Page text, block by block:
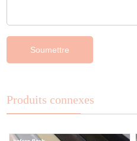
Produits connexes